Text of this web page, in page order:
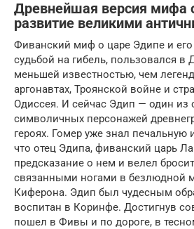
Древнейшая версия мифа
развитие великими
Фиванский миф о царе Эдипе и его
судьбой на гибель, пользовался в
меньшей известностью, чем
аргонавтах, Троянской войне и
Одиссея. И сейчас Эдип — один из
символичных персонажей
героях. Гомер уже знал печальную
что отец Эдипа, фиванский царь
предсказание о нем и велел
связанными ногами в безлюдной
Киферона. Эдип был чудесным
воспитан в Коринфе. Достигнув
пошел в Фивы и по дороге, в